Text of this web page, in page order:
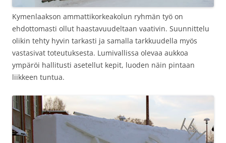
Kymenlaakson ammattikorkeakolun ryhmän työ on
ehdottomasti ollut haastavuudeltaan vaativin. Suunnittelu
olikin tehty hyvin tarkasti ja samalla tarkkuudella myös
vastasivat toteutuksesta. Lumivallissa olevaa aukkoa
ympäröi hallitusti asetellut kepit, luoden näin pintaan
liikkeen tuntua.